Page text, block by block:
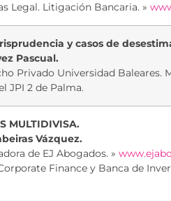
Legal. Litigación Bancaria. »
y casos de
Pascual.
Privado Universidad Baleares.
JPI 2 de Palma.
MULTIDIVISA.
Vázquez.
de EJ Abogados. »
Finance y Banca de